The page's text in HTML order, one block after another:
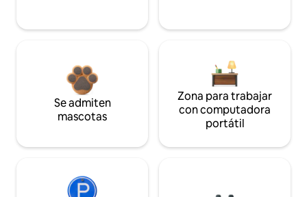
Se admiten
mascotas
Zona para trabajar
con computadora
portátil